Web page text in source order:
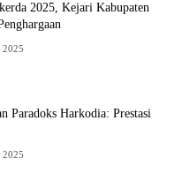
2025, Kejari Kabupaten
2025
Paradoks Harkodia: Prestasi
2025